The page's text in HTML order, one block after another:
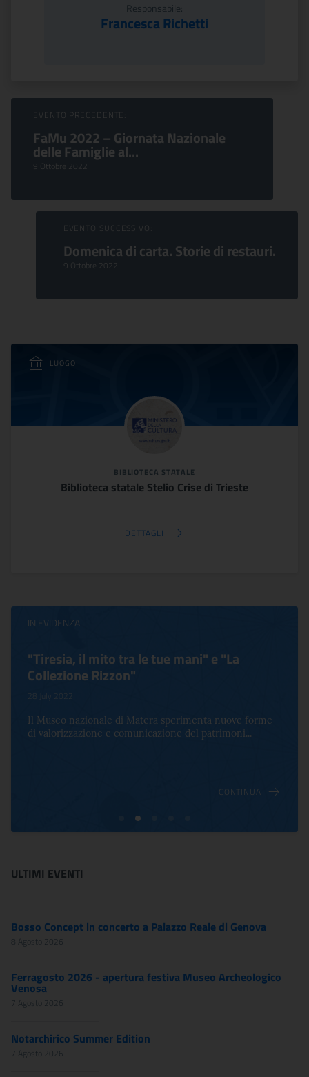
Responsabile:
Francesca Richetti
Sfoglia Eventi
EVENTO PRECEDENTE:
FaMu 2022 – Giornata Nazionale
delle Famiglie al...
9 Ottobre 2022
EVENTO SUCCESSIVO:
Domenica di carta. Storie di restauri.
9 Ottobre 2022
LUOGO
BIBLIOTECA STATALE
Biblioteca statale Stelio Crise di Trieste
DETTAGLI
IN EVIDENZA
"Tiresia, il mito tra le tue mani" e "La
Collezione Rizzon"
28 July 2022
Il Museo nazionale di Matera sperimenta nuove forme
di valorizzazione e comunicazione del patrimoni...
CONTINUA
ULTIMI EVENTI
Bosso Concept in concerto a Palazzo Reale di Genova
8 Agosto 2026
Ferragosto 2026 - apertura festiva Museo Archeologico
Venosa
7 Agosto 2026
Notarchirico Summer Edition
7 Agosto 2026